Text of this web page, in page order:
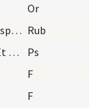
Or
Incipit benedictio prima sponis et sponsae. In pr… Rub
Postea sequitur benedictio anuli. Et dicat sacerd… Ps
F
F